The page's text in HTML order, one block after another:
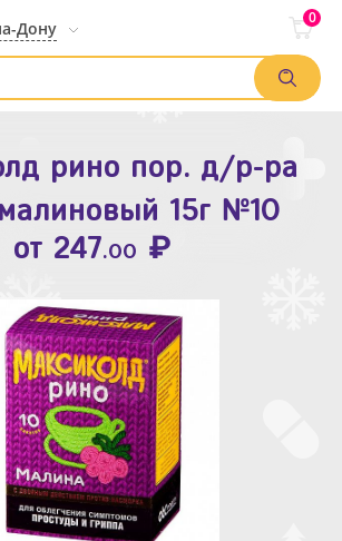
Дону
0
рино пор. д/р-ра
15г №10
от 247.00 ₽
п.п.о. 10мг №10
от109.80 ₽